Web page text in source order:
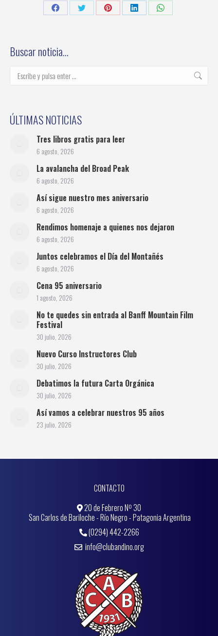
Share
Share
Share
Share
Share
Buscar noticia…
Buscar:
ÚLTIMAS NOTICIAS
Tres libros gratis para leer
6 agosto, 2026
La avalancha del Broad Peak
6 agosto, 2026
Así sigue nuestro mes aniversario
6 agosto, 2026
Rendimos homenaje a quienes nos dejaron
6 agosto, 2026
Juntos celebramos el Día del Montañés
6 agosto, 2026
Cena 95 aniversario
1 agosto, 2026
No te quedes sin entrada al Banff Mountain Film
Festival
30 julio, 2026
Nuevo Curso Instructores Club
30 julio, 2026
Debatimos la futura Carta Orgánica
30 julio, 2026
Así vamos a celebrar nuestros 95 años
23 julio, 2026
CONTACTO
20 de Febrero Nº 30
San Carlos de Bariloche - Río Negro - Patagonia Argentina
(0294) 442-2266
info@clubandino.org